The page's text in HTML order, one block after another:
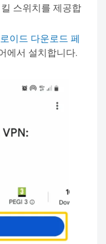
스위치를 제공합
이드 다운로드 페
에서 설치합니다.